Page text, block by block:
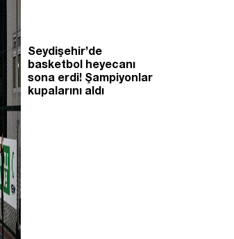
Seydişehir’de
basketbol heyecanı
sona erdi! Şampiyonlar
kupalarını aldı